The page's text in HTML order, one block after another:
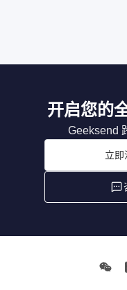
开启您的
Geeksend
立即